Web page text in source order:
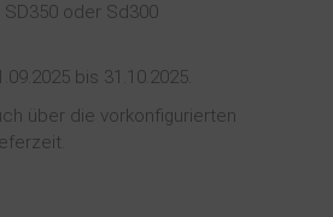
oder Sd300
bis 31.10.2025.
über die vorkonfigurierten